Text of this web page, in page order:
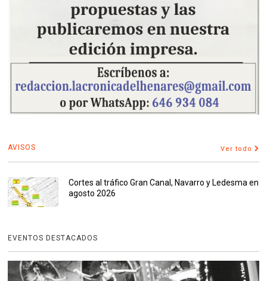
AVISOS Ver todo
Cortes al tráfico Gran Canal, Navarro y Ledesma en
agosto 2026
EVENTOS DESTACADOS